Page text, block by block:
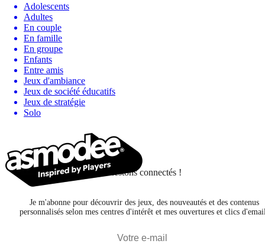
Adolescents
Adultes
En couple
En famille
En groupe
Enfants
Entre amis
Jeux d'ambiance
Jeux de société éducatifs
Jeux de stratégie
Solo
Restons connectés !
Je m'abonne pour découvrir des jeux, des nouveautés et des contenus
personnalisés selon mes centres d'intérêt et mes ouvertures et clics